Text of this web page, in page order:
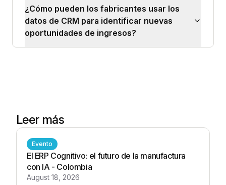
¿Cómo pueden los fabricantes usar los
datos de CRM para identificar nuevas
oportunidades de ingresos?
Leer más
Evento
El ERP Cognitivo: el futuro de la manufactura
con IA - Colombia
August 18, 2026